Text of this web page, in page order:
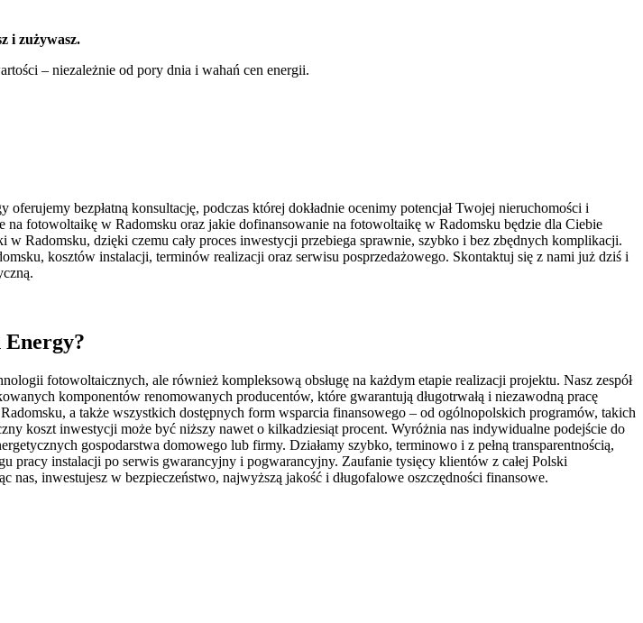
i zużywasz.
– niezależnie od pory dnia i wahań cen energii.
bezpłatną konsultację, podczas której dokładnie ocenimy potencjał Twojej nieruchomości i
fotowoltaikę w Radomsku oraz jakie dofinansowanie na fotowoltaikę w Radomsku będzie dla Ciebie
Radomsku, dzięki czemu cały proces inwestycji przebiega sprawnie, szybko i bez zbędnych komplikacji.
kosztów instalacji, terminów realizacji oraz serwisu posprzedażowego. Skontaktuj się z nami już dziś i
Energy?
fotowoltaicznych, ale również kompleksową obsługę na każdym etapie realizacji projektu. Nasz zespół
komponentów renomowanych producentów, które gwarantują długotrwałą i niezawodną pracę
a także wszystkich dostępnych form wsparcia finansowego – od ogólnopolskich programów, takich
koszt inwestycji może być niższy nawet o kilkadziesiąt procent. Wyróżnia nas indywidualne podejście do
gospodarstwa domowego lub firmy. Działamy szybko, terminowo i z pełną transparentnością,
pracy instalacji po serwis gwarancyjny i pogwarancyjny. Zaufanie tysięcy klientów z całej Polski
inwestujesz w bezpieczeństwo, najwyższą jakość i długofalowe oszczędności finansowe.